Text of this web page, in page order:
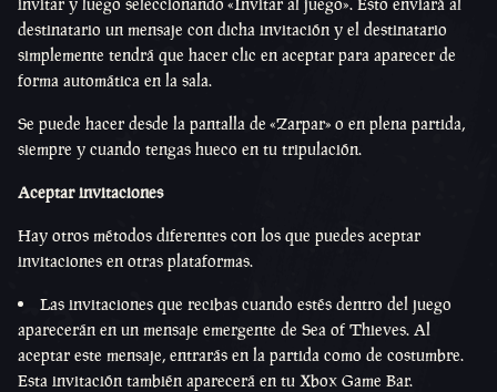
destinatario un mensaje con dicha invitación y el destinatario
simplemente tendrá que hacer clic en aceptar para aparecer de
forma automática en la sala.
Se puede hacer desde la pantalla de «Zarpar» o en plena partida,
siempre y cuando tengas hueco en tu tripulación.
Aceptar invitaciones
Hay otros métodos diferentes con los que puedes aceptar
invitaciones en otras plataformas.
Las invitaciones que recibas cuando estés dentro del juego
aparecerán en un mensaje emergente de Sea of Thieves. Al
aceptar este mensaje, entrarás en la partida como de costumbre.
Esta invitación también aparecerá en tu Xbox Game Bar.